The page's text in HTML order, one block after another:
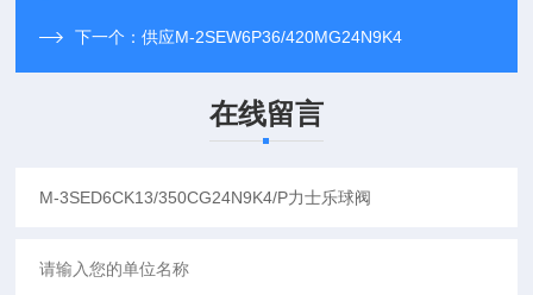
下一个：供应M-2SEW6P36/420MG24N9K4
在线留言